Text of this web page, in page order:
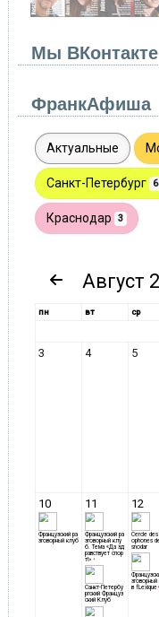
Мы ВКонтакте
ФранкАфиша